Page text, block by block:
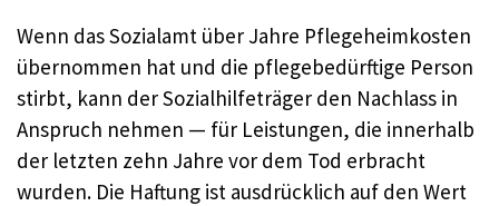
Wenn das Sozialamt über Jahre Pflegeheimkosten
übernommen hat und die pflegebedürftige Person
stirbt, kann der Sozialhilfeträger den Nachlass in
Anspruch nehmen — für Leistungen, die innerhalb
der letzten zehn Jahre vor dem Tod erbracht
wurden. Die Haftung ist ausdrücklich auf den Wert